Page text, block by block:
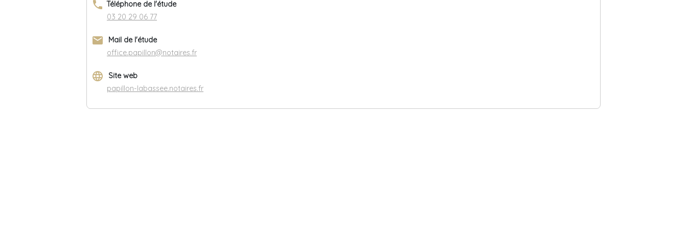
phone Téléphone de l'étude
03 20 29 06 77
email
Mail de l'étude
office.papillon@notaires.fr
language
Site web
papillon-labassee.notaires.fr